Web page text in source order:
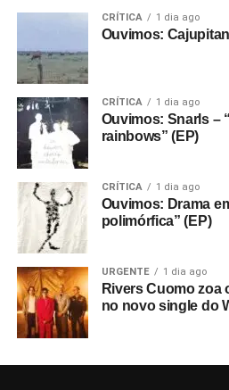
CRÍTICA 1 dia ago
Ouvimos:
CRÍTICA 1 dia ago
Ouvimos: Snarls –
rainbows” (EP)
CRÍTICA 1 dia ago
Ouvimos: Drama
polimórfica” (EP)
URGENTE 1 dia ago
Rivers Cuomo zoa
no novo single do